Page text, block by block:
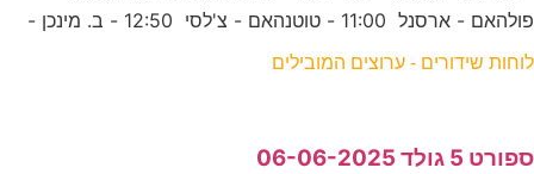
פולהאם - ארסנל 11:00 - טוטנהאם - צ'לסי 12:50 - ב. מינכן -
לוחות שידורים - ערוצים המובילים
ספורט 5 גולד 06-06-2025